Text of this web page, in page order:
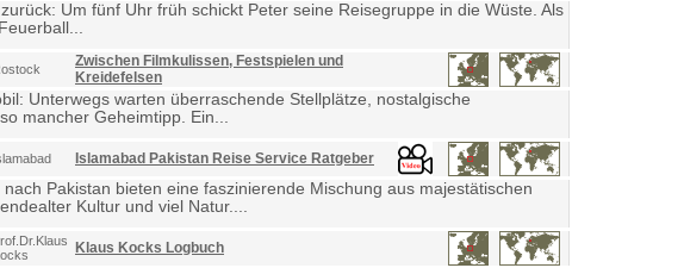
Um fünf Uhr früh schickt Peter seine Reisegruppe in die Wüste. Als
Zwischen Filmkulissen, Festspielen und
Kreidefelsen
Unterwegs warten überraschende Stellplätze, nostalgische
mancher Geheimtipp. Ein...
Islamabad Pakistan Reise Service Ratgeber
nach Pakistan bieten eine faszinierende Mischung aus majestätischen
Kultur und viel Natur....
Klaus Kocks Logbuch